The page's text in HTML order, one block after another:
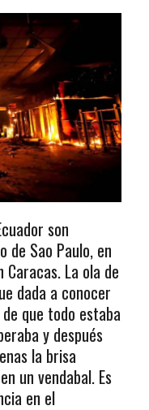
son
de Sao Paulo, en
La ola de
dada a conocer
que todo estaba
y después
la brisa
un vendabal. Es
en el